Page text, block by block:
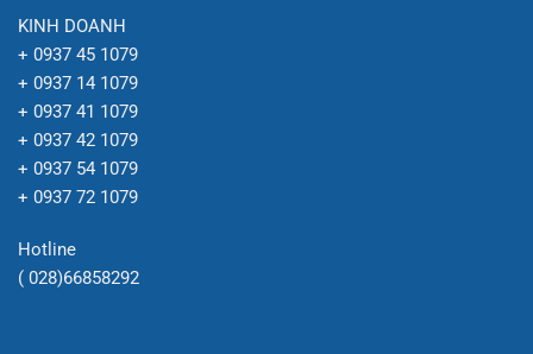
KINH DOANH
+ 0937 45 1079
+ 0937 14 1079
+ 0937 41 1079
+ 0937 42 1079
+ 0937 54 1079
+ 0937 72 1079
Hotline
( 028)66858292